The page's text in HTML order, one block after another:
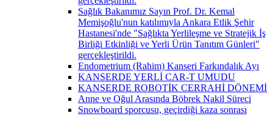
Sağlık Bakanımız Sayın Prof. Dr. Kemal
Memişoğlu'nun katılımıyla Ankara Etlik Şehir
Hastanesi'nde "Sağlıkta Yerlileşme ve Stratejik İş
Birliği Etkinliği ve Yerli Ürün Tanıtım Günleri"
gerçekleştirildi.
Endometrium (Rahim) Kanseri Farkındalık Ayı
KANSERDE YERLİ CAR-T UMUDU
KANSERDE ROBOTİK CERRAHİ DÖNEMİ
Anne ve Oğul Arasında Böbrek Nakil Süreci
Snowboard sporcusu, geçirdiği kaza sonrası